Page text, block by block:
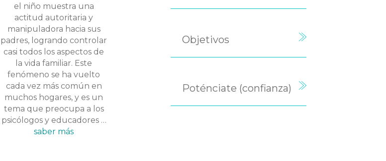
el niño muestra una
actitud autoritaria y
manipuladora hacia sus
padres, logrando controlar
casi todos los aspectos de
la vida familiar. Este
fenómeno se ha vuelto
cada vez más común en
muchos hogares, y es un
tema que preocupa a los
psicólogos y educadores …
saber más
Objetivos
Poténciate (confianza)